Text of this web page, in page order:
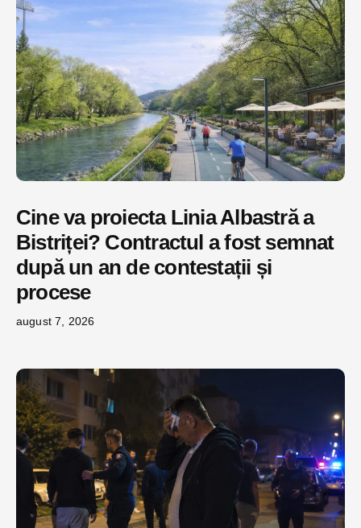
Cine va proiecta Linia Albastră a
Bistriței? Contractul a fost semnat
după un an de contestații și
procese
august 7, 2026